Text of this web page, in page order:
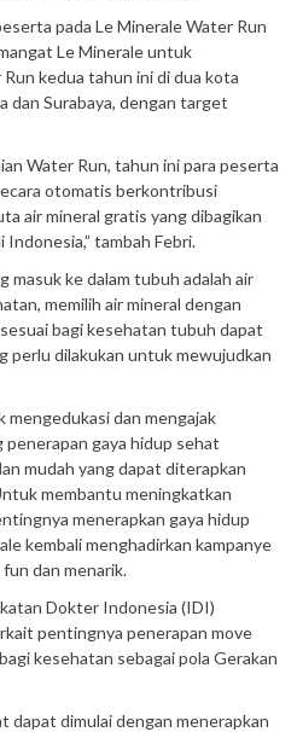
pada Le Minerale Water Run
Le Minerale untuk
kedua tahun ini di dua kota
dan Surabaya, dengan target
Water Run, tahun ini para peserta
otomatis berkontribusi
air mineral gratis yang dibagikan
tambah Febri.
masuk ke dalam tubuh adalah air
memilih air mineral dengan
bagi kesehatan tubuh dapat
perlu dilakukan untuk mewujudkan
mengedukasi dan mengajak
gaya hidup sehat
mudah yang dapat diterapkan
membantu meningkatkan
menerapkan gaya hidup
kembali menghadirkan kampanye
dan menarik.
Dokter Indonesia (IDI)
pentingnya penerapan move
kesehatan sebagai pola Gerakan
dapat dimulai dengan menerapkan